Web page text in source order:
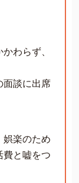
わらず、
面談に出席
娯楽のため
費と嘘をつ